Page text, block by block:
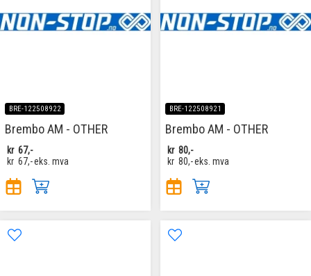
BRE-122508922
Brembo AM - OTHER
kr 67,-
kr 67,-eks. mva
BRE-122508921
Brembo AM - OTHER
kr 80,-
kr 80,-eks. mva